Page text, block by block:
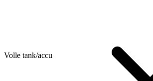
Volle tank/accu